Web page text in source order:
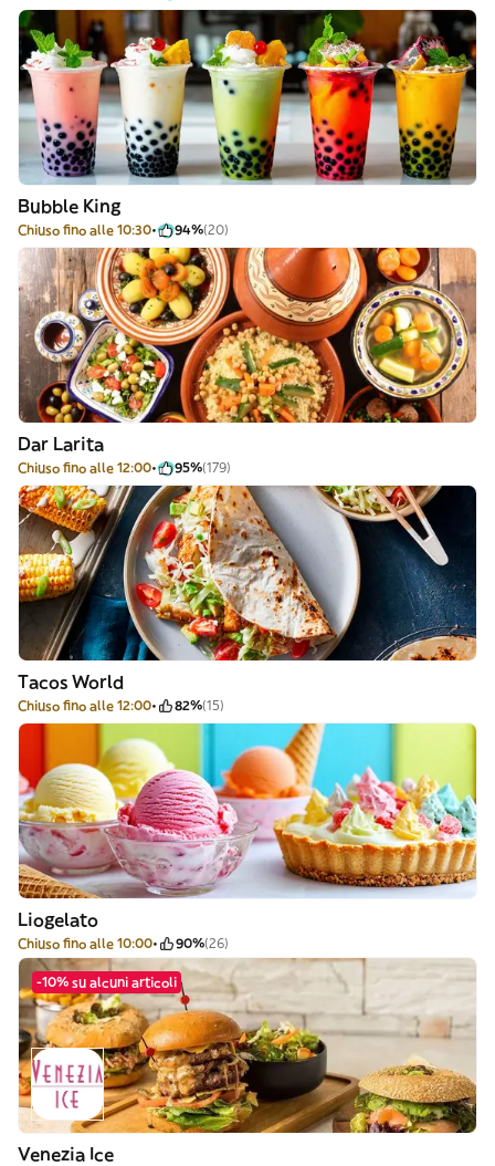
Bubble King
Chiuso fino alle 10:30 94%(20)
Dar Larita
Chiuso fino alle 12:00 95%(179)
Tacos World
Chiuso fino alle 12:00 82%(15)
Liogelato
Chiuso fino alle 10:00 90%(26)
-10% su alcuni articoli
Venezia Ice